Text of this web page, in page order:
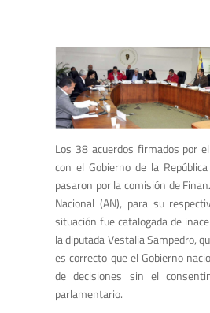
Los 38 acuerdos firmados por
con el Gobierno de la
pasaron por la comisión de
Nacional (AN), para su
situación fue catalogada de
la diputada Vestalia Sampedro,
es correcto que el Gobierno
de decisiones sin el
parlamentario.